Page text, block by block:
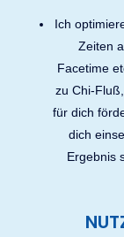
Ich
Zeiten
Facetime
zu Chi-
für dich
dich
Ergebnis